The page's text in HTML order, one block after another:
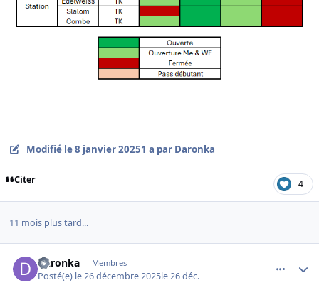
Modifié le 8 janvier 20251 a par Daronka
Citer 4
11 mois plus tard...
Daronka Membres
Posté(e) le 26 décembre 2025le 26 déc.